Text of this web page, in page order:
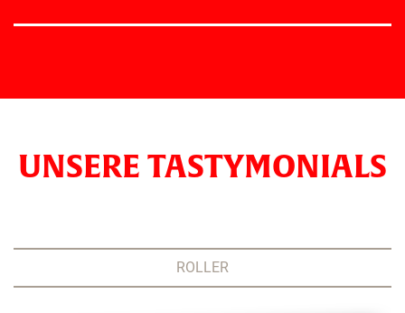
UNSERE TASTYMONIALS
ROLLER